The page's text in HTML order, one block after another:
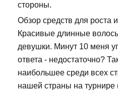
стороны.
Обзор средств для роста
Красивые длинные
девушки. Минут 10 меня
ответа - недостаточно?
наибольшее среди всех
нашей страны на турнире